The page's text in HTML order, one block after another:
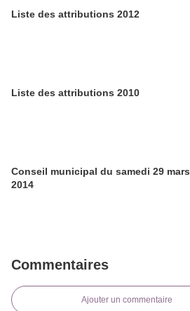
Liste des attributions 2012
Liste des attributions 2010
Conseil municipal du samedi 29 mars
2014
Commentaires
Ajouter un commentaire